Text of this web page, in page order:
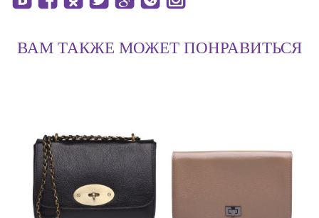
ВАМ ТАКЖЕ МОЖЕТ ПОНРАВИТЬСЯ